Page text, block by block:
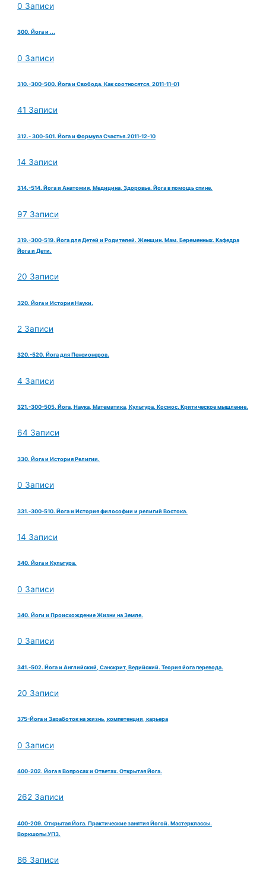
0 Записи
300. Йога и ...
0 Записи
310.-300-500. Йога и Свобода. Как соотносятся. 2011-11-01
41 Записи
312.- 300-501. Йога и Формула Счастья.2011-12-10
14 Записи
314.-514. Йога и Анатомия, Медицина, Здоровье. Йога в помощь спине.
97 Записи
319.-300-519. Йога для Детей и Родителей. Женщин. Мам. Беременных. Кафедра
Йога и Дети.
20 Записи
320. Йога и История Науки.
2 Записи
320.-520. Йога для Пенсионеров.
4 Записи
321.-300-505. Йога, Наука, Математика, Культура. Космос. Критическое мышление.
64 Записи
330. Йога и История Религии.
0 Записи
331.-300-510. Йога и История философии и религий Востока.
14 Записи
340. Йога и Культура.
0 Записи
340. Йоги и Происхождение Жизни на Земле.
0 Записи
341.-502. Йога и Английский, Санскрит, Ведийский. Теория йога перевода.
20 Записи
375-Йога и Заработок на жизнь, компетенции, карьера
0 Записи
400-202. Йога в Вопросах и Ответах. Открытая Йога.
262 Записи
400-209. Открытая Йога. Практические занятия Йогой. Мастерклассы.
Воркшопы.УПЗ.
86 Записи